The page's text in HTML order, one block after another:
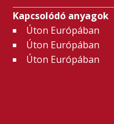
Kapcsolódó anyagok
Úton Európában
Úton Európában
Úton Európában